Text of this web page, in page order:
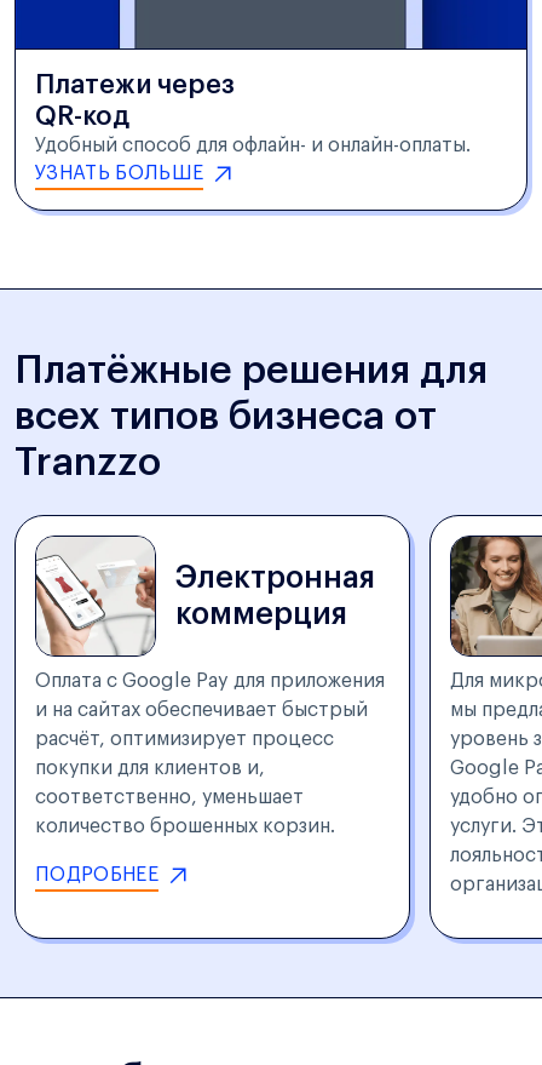
Платежи через
QR-код
Удобный способ для офлайн- и онлайн-оплаты.
УЗНАТЬ БОЛЬШЕ
Платёжные решения для
всех типов бизнеса от
Tranzzo
Электронная
коммерция
Оплата с Google Pay для приложения
и на сайтах обеспечивает быстрый
расчёт, оптимизирует процесс
покупки для клиентов и,
соответственно, уменьшает
количество брошенных корзин.
ПОДРОБНЕЕ
Для
мы
уровень
Google
удобно
услуги.